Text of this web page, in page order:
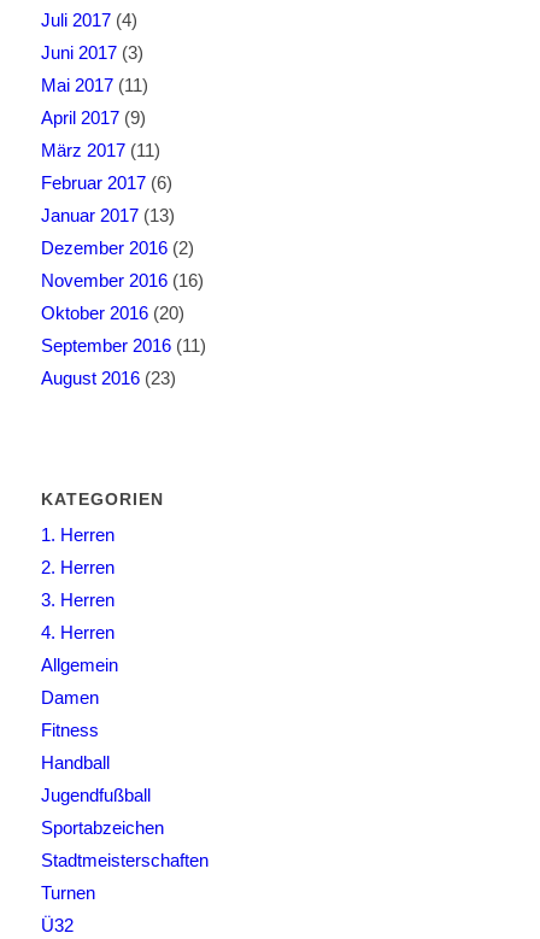
Juli 2017(4)
Juni 2017(3)
Mai 2017(11)
April 2017(9)
März 2017(11)
Februar 2017(6)
Januar 2017(13)
Dezember 2016(2)
November 2016(16)
Oktober 2016(20)
September 2016(11)
August 2016(23)
KATEGORIEN
1. Herren
2. Herren
3. Herren
4. Herren
Allgemein
Damen
Fitness
Handball
Jugendfußball
Sportabzeichen
Stadtmeisterschaften
Turnen
Ü32